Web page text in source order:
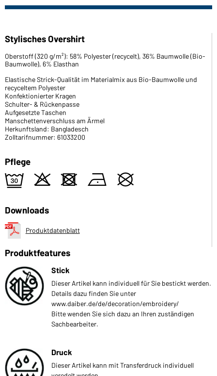
Stylisches Overshirt
Oberstoff (320 g/m²): 58% Polyester (recycelt), 36% Baumwolle (Bio-
Baumwolle), 6% Elasthan
Elastische Strick-Qualität im Materialmix aus Bio-Baumwolle und
recyceltem Polyester
Konfektionierter Kragen
Schulter- & Rückenpasse
Aufgesetzte Taschen
Manschettenverschluss am Ärmel
Herkunftsland: Bangladesch
Zolltarifnummer: 61033200
Pflege
e o d n U
Downloads
Produktdatenblatt
Produktfeatures
Stick
Dieser Artikel kann individuell für Sie bestickt werden.
Details dazu finden Sie unter
www.daiber.de/de/decoration/embroidery/
Bitte wenden Sie sich dazu an Ihren zuständigen
Sachbearbeiter.
Druck
Dieser Artikel kann mit Transferdruck individuell